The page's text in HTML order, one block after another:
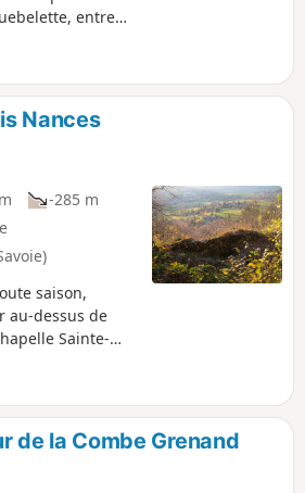
entre
lac. Il peut y
d'été mais
tard en
la neige ne
de 800m.
Nances
-285 m
saison,
au-dessus de
Sainte-
vers le
fort de l'Épine
la vallée.
de la Combe Grenand